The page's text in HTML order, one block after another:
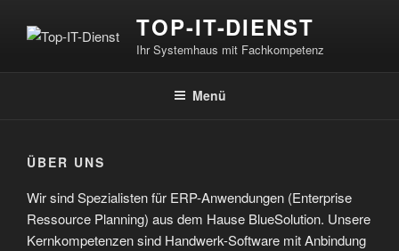
Inhalt
TOP-IT-DIENST
Ihr Systemhaus mit Fachkompetenz
Menü
ÜBER UNS
Wir sind Spezialisten für ERP-Anwendungen (Enterprise
Ressource Planning) aus dem Hause BlueSolution. Unsere
Kernkompetenzen sind Handwerk-Software mit Anbindung